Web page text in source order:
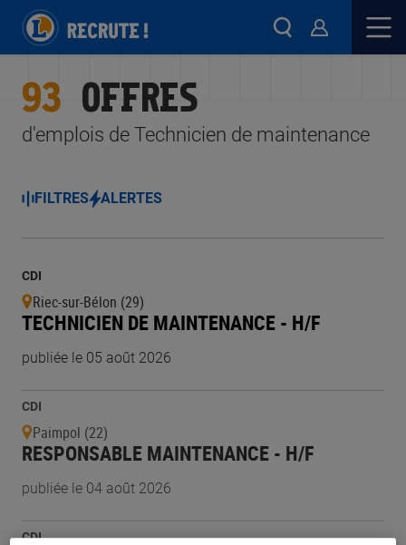
93 OFFRES
d'emplois de Technicien de maintenance
FILTRES ALERTES
CDI
Riec-sur-Bélon (29)
TECHNICIEN DE MAINTENANCE - H/F
publiée le 05 août 2026
CDI
Paimpol (22)
RESPONSABLE MAINTENANCE - H/F
publiée le 04 août 2026
CDI